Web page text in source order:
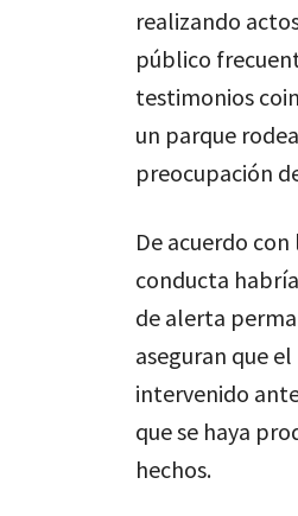
realizando
público
testimonios
un parque
preocupación
De acuerdo
conducta
de alerta
aseguran que
intervenido
que se haya
hechos.